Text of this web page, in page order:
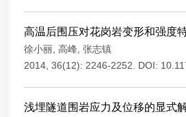
高温后围压对花岗岩变形和强度
徐小丽 高峰 张志镇
2014, 36(12): 2246-2252.
DOI:
浅埋隧道围岩应力及位移的显式